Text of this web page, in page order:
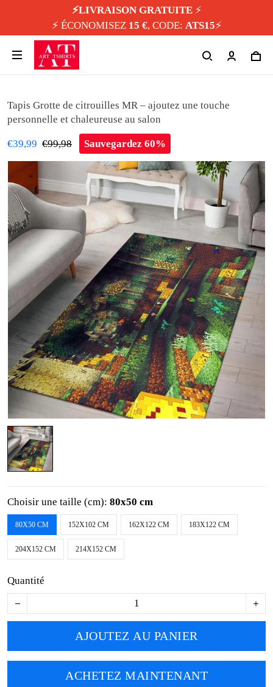
⚡️LIVRAISON GRATUITE⚡️
⚡️ ÉCONOMISEZ 15 €, CODE: ATS15⚡️
Tapis Grotte de citrouilles MR – ajoutez une touche
personnelle et chaleureuse au salon
€39,99 €99,98 Sauvegardez 60%
Choisir une taille (cm): 80x50 cm
80X50 CM 152X102 CM 162X122 CM 183X122 CM
204X152 CM 214X152 CM
Quantité
AJOUTEZ AU PANIER
ACHETEZ MAINTENANT